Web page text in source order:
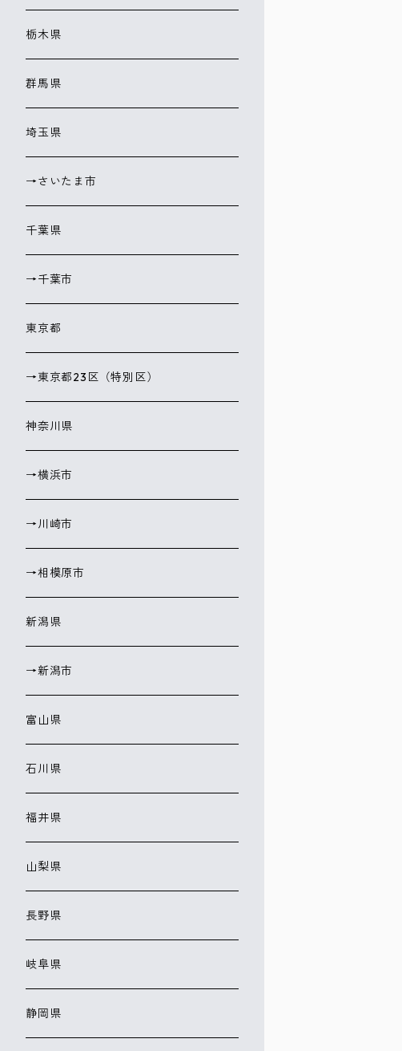
栃木県
群馬県
埼玉県
→さいたま市
千葉県
→千葉市
東京都
→東京都23区（特別区）
神奈川県
→横浜市
→川崎市
→相模原市
新潟県
→新潟市
富山県
石川県
福井県
山梨県
長野県
岐阜県
静岡県